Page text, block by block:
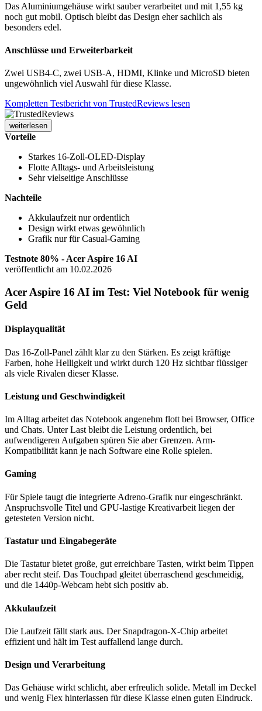
Das Aluminiumgehäuse wirkt sauber verarbeitet und mit 1,55 kg
noch gut mobil. Optisch bleibt das Design eher sachlich als
besonders edel.
Anschlüsse und Erweiterbarkeit
Zwei USB4-C, zwei USB-A, HDMI, Klinke und MicroSD bieten
ungewöhnlich viel Auswahl für diese Klasse.
Kompletten Testbericht von TrustedReviews lesen
weiterlesen
Vorteile
Starkes 16-Zoll-OLED-Display
Flotte Alltags- und Arbeitsleistung
Sehr vielseitige Anschlüsse
Nachteile
Akkulaufzeit nur ordentlich
Design wirkt etwas gewöhnlich
Grafik nur für Casual-Gaming
Testnote 80% - Acer Aspire 16 AI
veröffentlicht am 10.02.2026
Acer Aspire 16 AI im Test: Viel Notebook für wenig
Geld
Displayqualität
Das 16-Zoll-Panel zählt klar zu den Stärken. Es zeigt kräftige
Farben, hohe Helligkeit und wirkt durch 120 Hz sichtbar flüssiger
als viele Rivalen dieser Klasse.
Leistung und Geschwindigkeit
Im Alltag arbeitet das Notebook angenehm flott bei Browser, Office
und Chats. Unter Last bleibt die Leistung ordentlich, bei
aufwendigeren Aufgaben spüren Sie aber Grenzen. Arm-
Kompatibilität kann je nach Software eine Rolle spielen.
Gaming
Für Spiele taugt die integrierte Adreno-Grafik nur eingeschränkt.
Anspruchsvolle Titel und GPU-lastige Kreativarbeit liegen der
getesteten Version nicht.
Tastatur und Eingabegeräte
Die Tastatur bietet große, gut erreichbare Tasten, wirkt beim Tippen
aber recht steif. Das Touchpad gleitet überraschend geschmeidig,
und die 1440p-Webcam hebt sich positiv ab.
Akkulaufzeit
Die Laufzeit fällt stark aus. Der Snapdragon-X-Chip arbeitet
effizient und hält im Test auffallend lange durch.
Design und Verarbeitung
Das Gehäuse wirkt schlicht, aber erfreulich solide. Metall im Deckel
und wenig Flex hinterlassen für diese Klasse einen guten Eindruck.